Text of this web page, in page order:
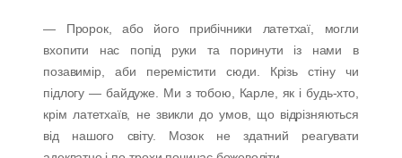
— Пророк, або його прибічники латетхаї, могли
вхопити нас попід руки та поринути із нами в
позавимір, аби перемістити сюди. Крізь стіну чи
підлогу — байдуже. Ми з тобою, Карле, як і будь-хто,
крім латетхаїв, не звикли до умов, що відрізняються
від нашого світу. Мозок не здатний реагувати